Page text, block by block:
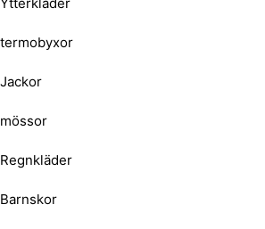
termobyxor
Jackor
mössor
Regnkläder
Barnskor